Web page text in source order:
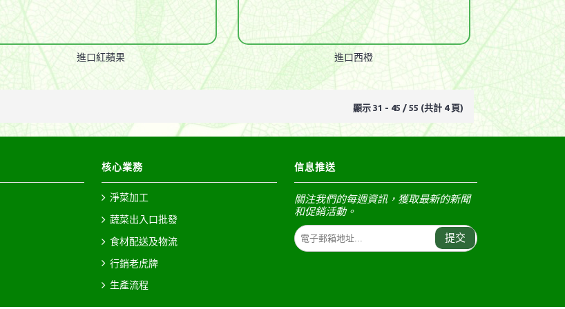
進口紅蘋果 進口西橙
顯示 31 - 45 / 55 (共計 4 頁)
核心業務
淨菜加工
蔬菜出入口批發
食材配送及物流
行銷老虎牌
生產流程
信息推送
關注我們的每週資訊，獲取最新的新聞
和促銷活動。
提交